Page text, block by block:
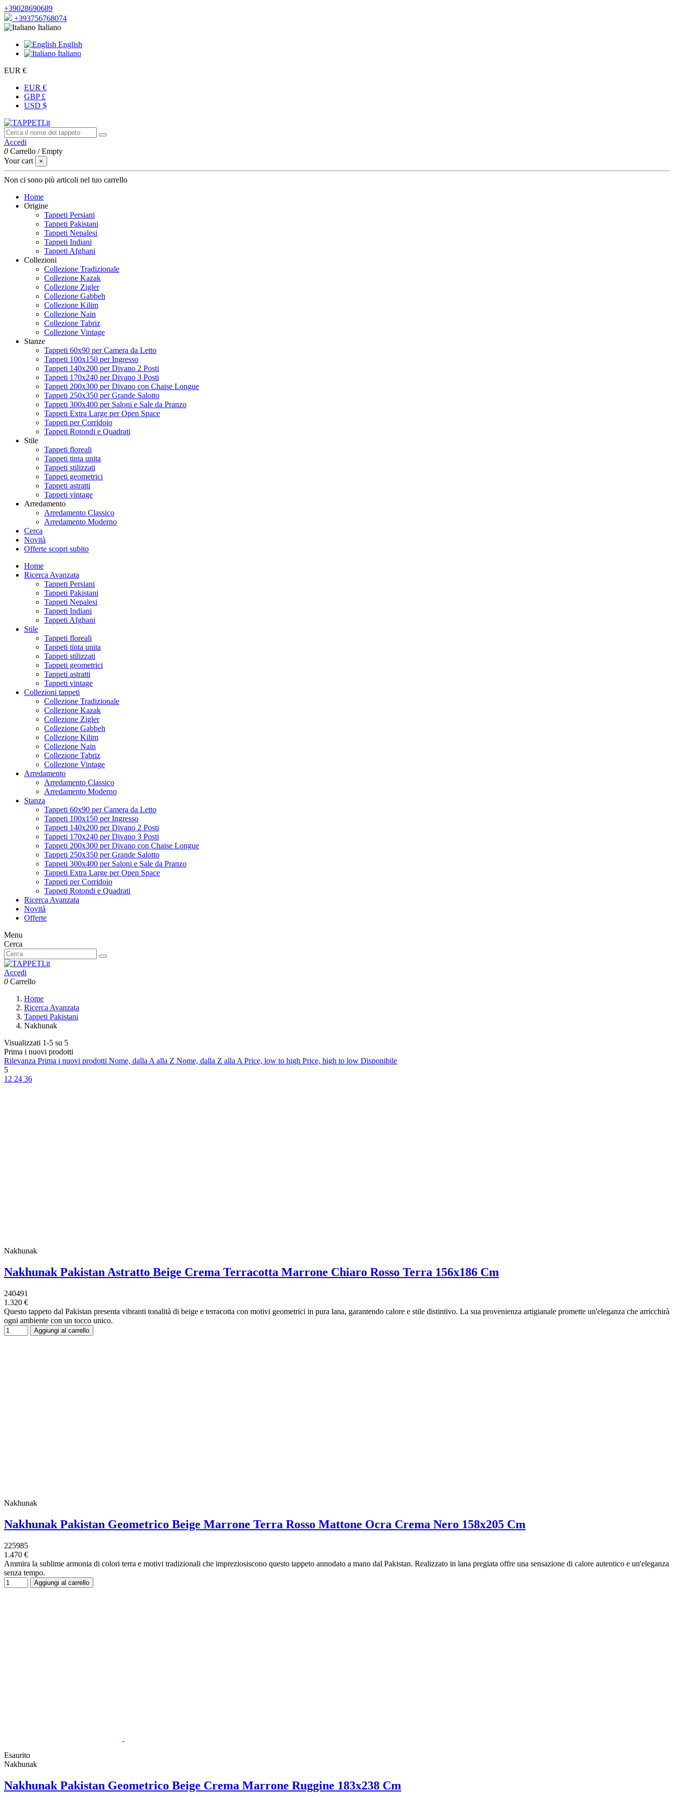
+39028690689
+393756768074
Italiano
English
Italiano
EUR €
EUR €
GBP £
USD $
Accedi
0 Carrello /Empty
Your cart
×
Non ci sono più articoli nel tuo carrello
Home
Origine
Tappeti Persiani
Tappeti Pakistani
Tappeti Nepalesi
Tappeti Indiani
Tappeti Afghani
Collezioni
Collezione Tradizionale
Collezione Kazak
Collezione Zigler
Collezione Gabbeh
Collezione Kilim
Collezione Nain
Collezione Tabriz
Collezione Vintage
Stanze
Tappeti 60x90 per Camera da Letto
Tappeti 100x150 per Ingresso
Tappeti 140x200 per Divano 2 Posti
Tappeti 170x240 per Divano 3 Posti
Tappeti 200x300 per Divano con Chaise Longue
Tappeti 250x350 per Grande Salotto
Tappeti 300x400 per Saloni e Sale da Pranzo
Tappeti Extra Large per Open Space
Tappeti per Corridoio
Tappeti Rotondi e Quadrati
Stile
Tappeti floreali
Tappeti tinta unita
Tappeti stilizzati
Tappeti geometrici
Tappeti astratti
Tappeti vintage
Arredamento
Arredamento Classico
Arredamento Moderno
Cerca
Novità
Offerte scopri subito
Home
Ricerca Avanzata
Tappeti Persiani
Tappeti Pakistani
Tappeti Nepalesi
Tappeti Indiani
Tappeti Afghani
Stile
Tappeti floreali
Tappeti tinta unita
Tappeti stilizzati
Tappeti geometrici
Tappeti astratti
Tappeti vintage
Collezioni tappeti
Collezione Tradizionale
Collezione Kazak
Collezione Zigler
Collezione Gabbeh
Collezione Kilim
Collezione Nain
Collezione Tabriz
Collezione Vintage
Arredamento
Arredamento Classico
Arredamento Moderno
Stanza
Tappeti 60x90 per Camera da Letto
Tappeti 100x150 per Ingresso
Tappeti 140x200 per Divano 2 Posti
Tappeti 170x240 per Divano 3 Posti
Tappeti 200x300 per Divano con Chaise Longue
Tappeti 250x350 per Grande Salotto
Tappeti 300x400 per Saloni e Sale da Pranzo
Tappeti Extra Large per Open Space
Tappeti per Corridoio
Tappeti Rotondi e Quadrati
Ricerca Avanzata
Novità
Offerte
Menu
Cerca
Accedi
0 Carrello
Home
Ricerca Avanzata
Tappeti Pakistani
Nakhunak
Visualizzati 1-5 su 5
Prima i nuovi prodotti
Rilevanza Prima i nuovi prodotti Nome, dalla A alla Z Nome, dalla Z alla A Price, low to high Price, high to low Disponibile
5
12 24 36
Nakhunak
Nakhunak Pakistan Astratto Beige Crema Terracotta Marrone Chiaro Rosso Terra 156x186 Cm
240491
1.320 €
Questo tappeto dal Pakistan presenta vibranti tonalità di beige e terracotta con motivi geometrici in pura lana, garantendo calore e stile distintivo. La sua provenienza artigianale promette un'eleganza che arricchirà
ogni ambiente con un tocco unico.
Aggiungi al carrello
Nakhunak
Nakhunak Pakistan Geometrico Beige Marrone Terra Rosso Mattone Ocra Crema Nero 158x205 Cm
225985
1.470 €
Ammira la sublime armonia di colori terra e motivi tradizionali che impreziosiscono questo tappeto annodato a mano dal Pakistan. Realizzato in lana pregiata offre una sensazione di calore autentico e un'eleganza
senza tempo.
Aggiungi al carrello
Esaurito
Nakhunak
Nakhunak Pakistan Geometrico Beige Crema Marrone Ruggine 183x238 Cm